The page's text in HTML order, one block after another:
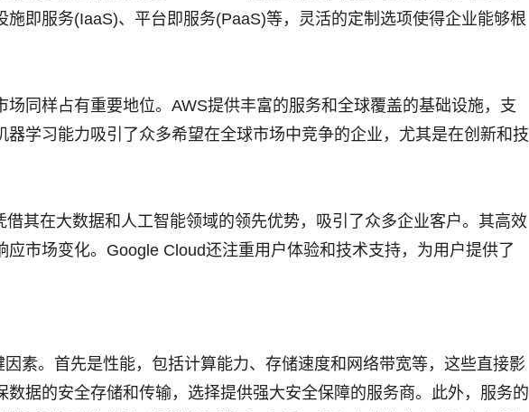
即服务(IaaS)、平台即服务(PaaS)等，灵活的定制选项使得企业能够根
同样占有重要地位。AWS提供丰富的服务和全球覆盖的基础设施，支
学习能力吸引了众多希望在全球市场中竞争的企业，尤其是在创新和技
其在大数据和人工智能领域的领先优势，吸引了众多企业客户。其高效
市场变化。Google Cloud还注重用户体验和技术支持，为用户提供了
素。首先是性能，包括计算能力、存储速度和网络带宽等，这些直接影
据的安全存储和传输，选择提供强大安全保障的服务商。此外，服务的